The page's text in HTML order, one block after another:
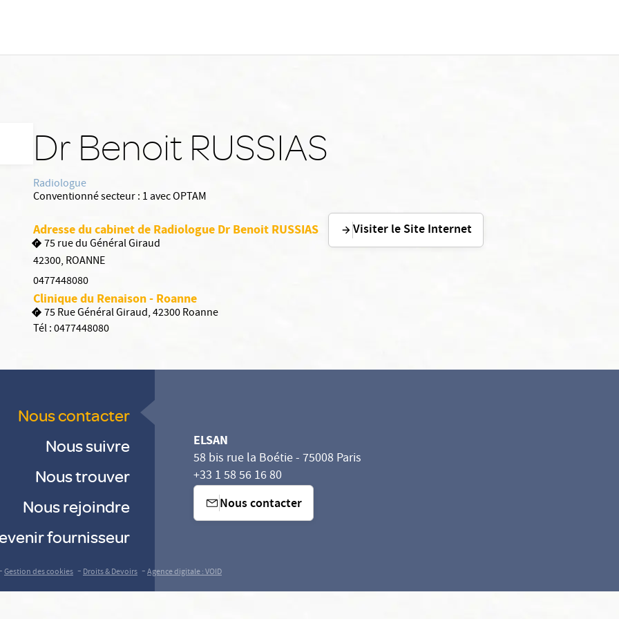
Dr Benoit RUSSIAS
Radiologue
Conventionné secteur : 1 avec OPTAM
Adresse du cabinet de Radiologue Dr Benoit RUSSIAS
75 rue du Général Giraud
42300, ROANNE
0477448080
Clinique du Renaison - Roanne
75 Rue Général Giraud, 42300 Roanne
Tél :0477448080
Visiter le Site Internet
Nous contacter
Nous suivre
Nous trouver
Nous rejoindre
fournisseur
ELSAN
58 bis rue la Boétie - 75008 Paris
+33 1 58 56 16 80
Nous contacter
Gestion des cookies -Droits & Devoirs -Agence digitale : VOID